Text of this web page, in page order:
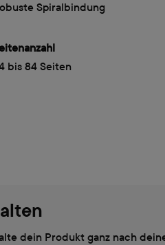
Spiralbindung
bis 84 Seiten
dein Produkt ganz nach